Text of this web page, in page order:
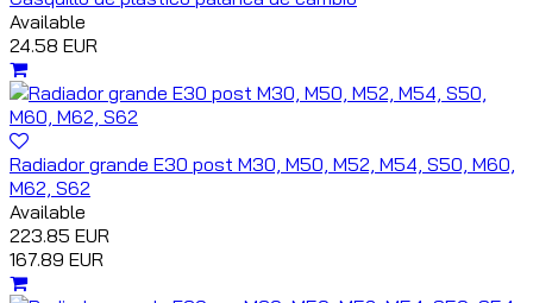
Available
24.58 EUR
Radiador grande E30 post M30, M50, M52, M54, S50, M60,
M62, S62
Available
223.85 EUR
167.89 EUR